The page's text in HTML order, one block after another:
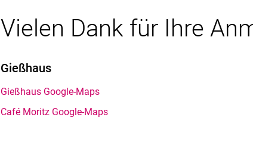
Vielen Dank für Ihre
Gießhaus
Gießhaus Google-Maps
Café Moritz Google-Maps